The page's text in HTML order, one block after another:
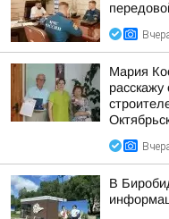
Мария
В